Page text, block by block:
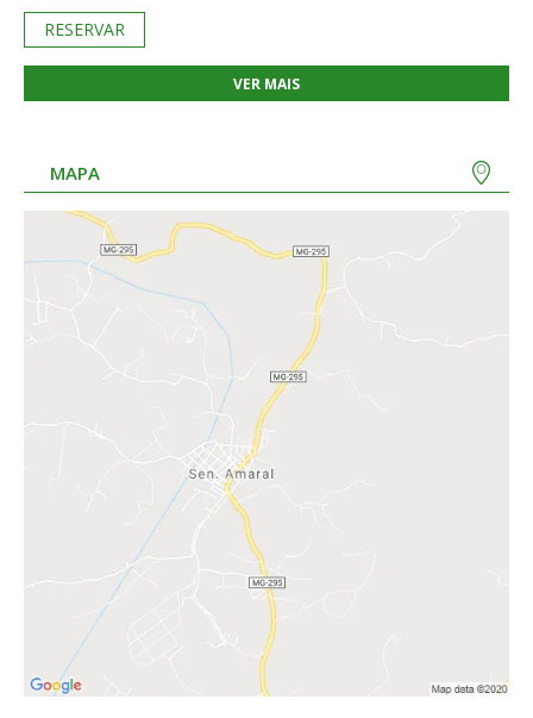
RESERVAR
VER MAIS
MAPA